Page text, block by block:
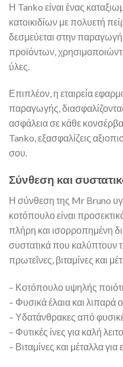
Η Tanko είναι ένας
κατοικιδίων με πολυετή
δεσμεύεται στην
προϊόντων,
ύλες.
Επιπλέον, η εταιρεία
παραγωγής,
ασφάλεια σε κάθε
Tanko, εξασφαλίζεις
σου.
Σύνθεση και
Η σύνθεση της Mr Bruno
κοτόπουλο είναι
πλήρη και ισορροπημένη
συστατικά που καλύπτουν
πρωτεΐνες, βιταμίνες και
– Κοτόπουλο υψηλής
– Φυσικά έλαια και λιπαρά
– Υδατάνθρακες από
– Φυτικές ίνες για καλή
– Βιταμίνες και μέταλλα